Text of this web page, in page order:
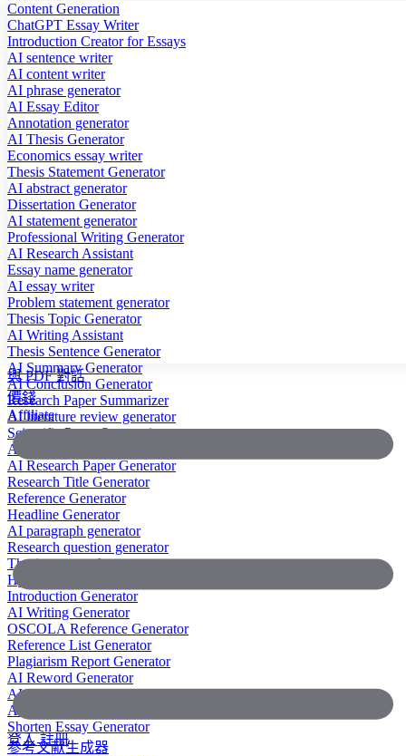
Content Generation
ChatGPT Essay Writer
Introduction Creator for Essays
AI sentence writer
AI content writer
AI phrase generator
AI Essay Editor
Annotation generator
AI Thesis Generator
Economics essay writer
Thesis Statement Generator
AI abstract generator
Dissertation Generator
AI statement generator
Professional Writing Generator
AI Research Assistant
Essay name generator
AI essay writer
Problem statement generator
Thesis Topic Generator
AI Writing Assistant
Thesis Sentence Generator
AI Summary Generator
AI Conclusion Generator
Research Paper Summarizer
AI literature review generator
Scientific Paper Summarizer
AI case study generator
AI Research Paper Generator
Research Title Generator
Reference Generator
Headline Generator
AI paragraph generator
Research question generator
Thesis paragraph generator
Hypothesis generator
Introduction Generator
AI Writing Generator
OSCOLA Reference Generator
Reference List Generator
Plagiarism Report Generator
AI Reword Generator
AI Bullet Point Generator
AI Legal Writing Generator
Shorten Essay Generator
参考文献生成器
與 PDF 對話
價錢
Affiliate
登入註冊